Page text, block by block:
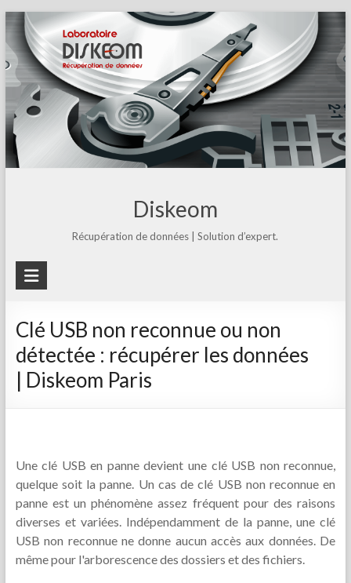
Skip
to
content
Diskeom
Récupération de données | Solution d’expert.
Clé USB non reconnue ou non
détectée : récupérer les données
| Diskeom Paris
Une clé USB en panne devient une clé USB non reconnue,
quelque soit la panne. Un cas de clé USB non reconnue en
panne est un phénomène assez fréquent pour des raisons
diverses et variées. Indépendamment de la panne, une clé
USB non reconnue ne donne aucun accès aux données. De
même pour l'arborescence des dossiers et des fichiers.